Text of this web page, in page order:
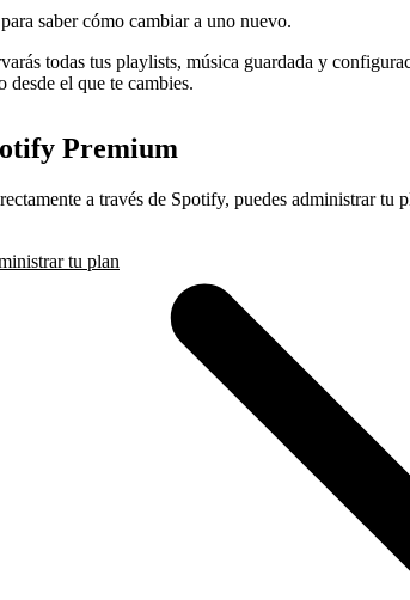
saber cómo cambiar a uno nuevo.
todas tus playlists, música guardada y
desde el que te cambies.
Premium
a través de Spotify, puedes administrar tu
tu plan